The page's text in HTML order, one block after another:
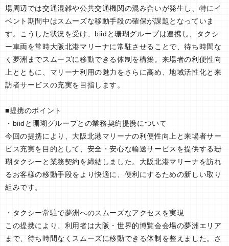
場周辺では交通混雑や公共交通機関の混み合いが発生し、特にイ
ベント期間中はスムーズな移動手段の確保が課題となっていま
す。こうした状況を受け、biidと珊瑚グループは連携し、タクシ
ー車両を常時大阪北港マリーナに常駐させることで、待ち時間な
く夢洲までスムーズに移動できる体制を構築。来場者の利便性向
上とともに、マリーナ利用の魅力をさらに高め、地域活性化と来
訪者サービスの充実を目指します。
■提携のポイント
・biidと珊瑚グループとの業務契約提携について
今回の提携により、大阪北港マリーナの利便性向上と来場者サー
ビス充実を目的として、安全・安心な輸送サービスを提供する珊
瑚タクシーと業務契約を締結しました。大阪北港マリーナを訪れ
るお客様の移動手段をより快適に、便利にするための新しい取り
組みです。
・タクシー常駐で夢洲へのスムーズなアクセスを実現
この提携により、利用者は大阪・世界的博覧会会場の夢洲エリア
まで、待ち時間なくスムーズに移動できる体制を整えました。さ